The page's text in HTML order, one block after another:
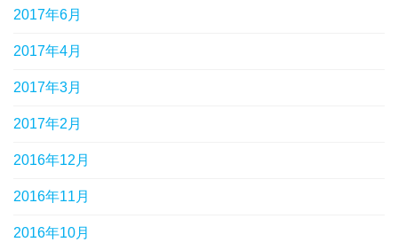
2017年6月
2017年4月
2017年3月
2017年2月
2016年12月
2016年11月
2016年10月